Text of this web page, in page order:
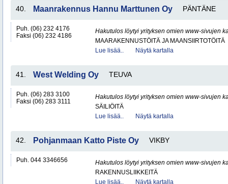
40. Maanrakennus Hannu Marttunen Oy PÄNTÄNE
Puh. (06) 232 4176
Faksi (06) 232 4186
Hakutulos löytyi yrityksen omien www-sivujen
MAARAKENNUSTÖITÄ JA MAANSIIRTOTÖITÄ
Lue lisää..
Näytä kartalla
41. West Welding Oy TEUVA
Puh. (06) 283 3100
Faksi (06) 283 3111
Hakutulos löytyi yrityksen omien www-sivujen
SÄILIÖITÄ
Lue lisää..
Näytä kartalla
42. Pohjanmaan Katto Piste Oy VIKBY
Puh. 044 3346656
Hakutulos löytyi yrityksen omien www-sivujen
RAKENNUSLIIKKEITÄ
Lue lisää..
Näytä kartalla